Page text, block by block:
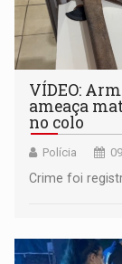
VÍDEO:
ameaça
no colo
Polícia
Crime foi